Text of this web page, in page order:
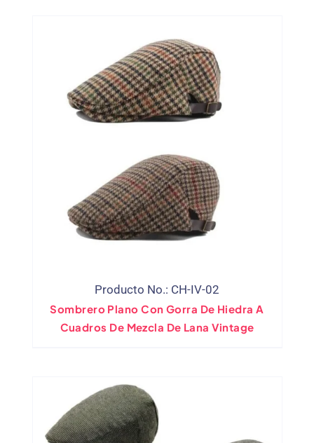
Producto No.: CH-IV-02
Sombrero Plano Con Gorra De Hiedra A
Cuadros De Mezcla De Lana Vintage